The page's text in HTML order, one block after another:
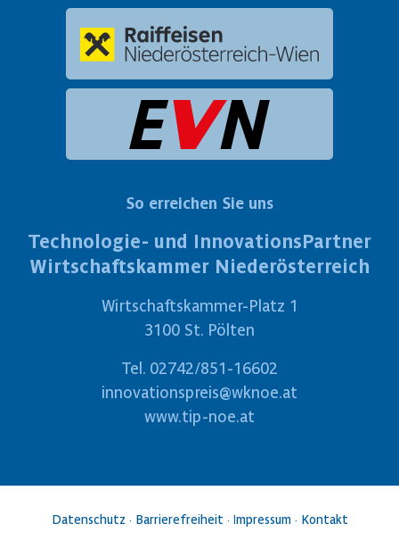
So erreichen Sie uns
Technologie- und InnovationsPartner
Wirtschaftskammer Niederösterreich
Wirtschaftskammer-Platz 1
3100 St. Pölten
Tel. 02742/851-16602
innovationspreis@wknoe.at
www.tip-noe.at
Datenschutz · Barrierefreiheit · Impressum· Kontakt